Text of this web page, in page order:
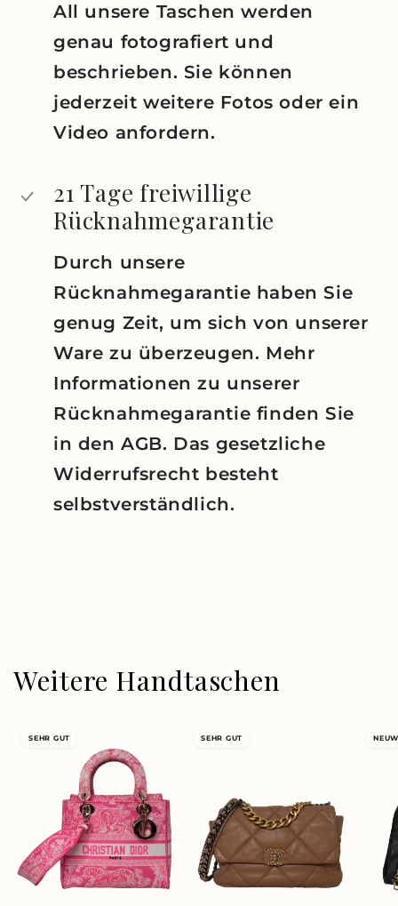
All unsere Taschen werden
genau fotografiert und
beschrieben. Sie können
jederzeit weitere Fotos oder ein
Video anfordern.
21 Tage freiwillige
Rücknahmegarantie
Durch unsere
Rücknahmegarantie haben Sie
genug Zeit, um sich von unserer
Ware zu überzeugen. Mehr
Informationen zu unserer
Rücknahmegarantie finden Sie
in den AGB. Das gesetzliche
Widerrufsrecht besteht
selbstverständlich.
Weitere Handtaschen
SEHR GUT SEHR GUT